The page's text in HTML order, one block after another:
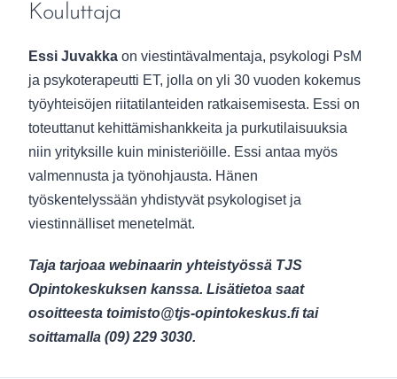
Kouluttaja
Essi Juvakka on viestintävalmentaja, psykologi PsM
ja psykoterapeutti ET, jolla on yli 30 vuoden kokemus
työyhteisöjen riitatilanteiden ratkaisemisesta. Essi on
toteuttanut kehittämishankkeita ja purkutilaisuuksia
niin yrityksille kuin ministeriöille. Essi antaa myös
valmennusta ja työnohjausta. Hänen
työskentelyssään yhdistyvät psykologiset ja
viestinnälliset menetelmät.
Taja tarjoaa webinaarin yhteistyössä TJS
Opintokeskuksen kanssa. Lisätietoa saat
osoitteesta toimisto@tjs-opintokeskus.fi tai
soittamalla (09) 229 3030.